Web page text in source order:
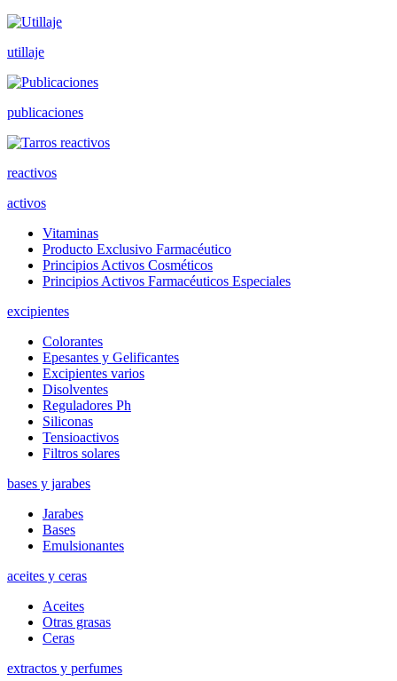
utillaje
publicaciones
reactivos
activos
Vitaminas
Producto Exclusivo Farmacéutico
Principios Activos Cosméticos
Principios Activos Farmacéuticos Especiales
excipientes
Colorantes
Epesantes y Gelificantes
Excipientes varios
Disolventes
Reguladores Ph
Siliconas
Tensioactivos
Filtros solares
bases y jarabes
Jarabes
Bases
Emulsionantes
aceites y ceras
Aceites
Otras grasas
Ceras
extractos y perfumes